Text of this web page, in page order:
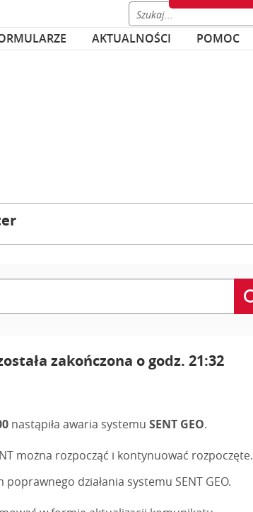
AKTUALNOŚCI POMOC
zakończona o godz. 21:32
nastąpiła awaria systemu SENT GEO.
można rozpocząć i kontynuować rozpoczęte.
działania systemu SENT GEO.